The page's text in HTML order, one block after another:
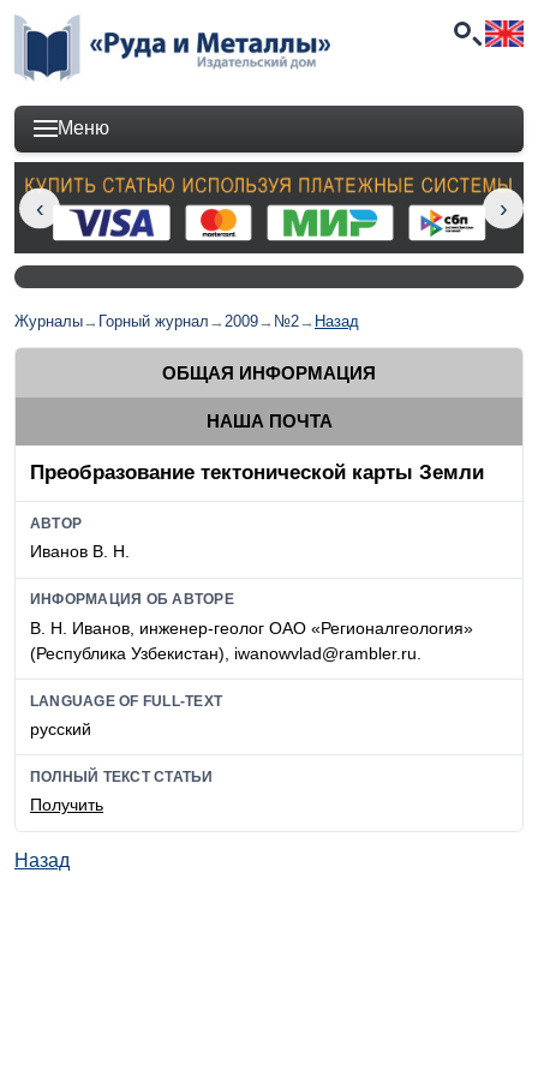
Меню
Журналы→ Горный журнал →2009→ №2→ Назад
ОБЩАЯ ИНФОРМАЦИЯ
НАША ПОЧТА
Преобразование тектонической карты Земли
АВТОР
Иванов В. Н.
ИНФОРМАЦИЯ ОБ АВТОРЕ
В. Н. Иванов, инженер-геолог ОАО «Регионалгеология»
(Республика Узбекистан), iwanowvlad@rambler.ru.
LANGUAGE OF FULL-TEXT
русский
ПОЛНЫЙ ТЕКСТ СТАТЬИ
Получить
Назад